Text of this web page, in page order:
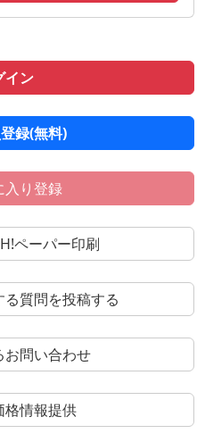
イン
録(無料)
入り登録
ペーパー印刷
質問を投稿する
お問い合わせ
格情報提供